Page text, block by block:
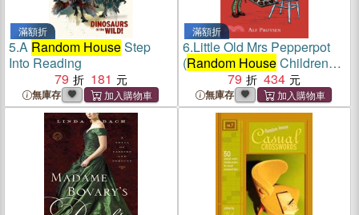
滿額折
5.A Random HouseStep
Into Reading
79
181
無庫存
滿額折
6.Little Old Mrs Pepperpot
(Random HouseChildrens
Classic)79 434
無庫存